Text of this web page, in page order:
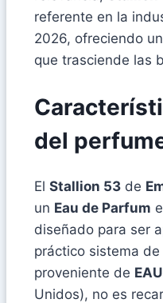
referente en la
2026, ofreciendo
que trasciende las
del
El Stallion 53 de
un Eau de Parfum
diseñado para ser
práctico sistema
proveniente de EAU
Unidos), no es